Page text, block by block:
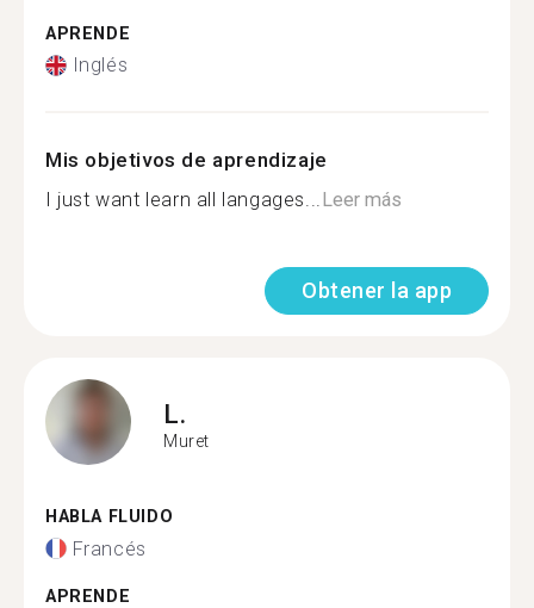
APRENDE
Inglés
Mis objetivos de aprendizaje
I just want learn all langages...Leer más
Obtener la app
L.
Muret
HABLA FLUIDO
Francés
APRENDE